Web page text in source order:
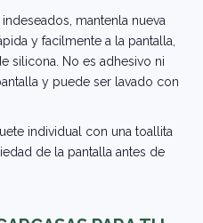
mantenla nueva
y facilmente a la pantalla,
silicona. No es adhesivo ni
y puede ser lavado con
individual con una toallita
de la pantalla antes de